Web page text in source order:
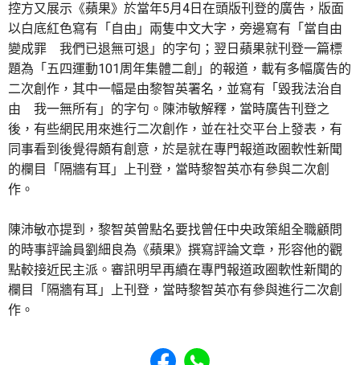
控方又展示《蘋果》於當年5月4日在頭版刊登的廣告，版面
以白底紅色寫有「自由」兩隻中文大字，旁邊寫有「當自由
變成罪 我們已退無可退」的字句；翌日蘋果就刊登一篇標
題為「五四運動101周年集體二創」的報道，載有多幅廣告的
二次創作，其中一幅是由黎智英署名，並寫有「毀我法治自
由 我一無所有」的字句。陳沛敏解釋，當時廣告刊登之
後，有些網民用來進行二次創作，並在社交平台上發表，有
同事看到後覺得頗有創意，於是就在專門報道政圈軟性新聞
的欄目「隔牆有耳」上刊登，當時黎智英亦有參與二次創
作。
陳沛敏亦提到，黎智英曾點名要找曾任中央政策組全職顧問
的時事評論員劉細良為《蘋果》撰寫評論文章，形容他的觀
點較接近民主派。審訊明早再續在專門報道政圈軟性新聞的
欄目「隔牆有耳」上刊登，當時黎智英亦有參與進行二次創
作。
Share to Facebook
Share to WhatsApp